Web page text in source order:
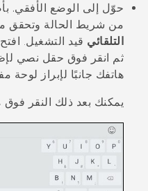
حوّل إلى الوضع الأفقي.
من شريط الحالة وتحقق
التلقائي قيد التشغيل.
ثم انقر فوق حقل نصي
هاتفك جانبًا لإبراز لوحة
يمكنك بعد ذلك النقر فوق